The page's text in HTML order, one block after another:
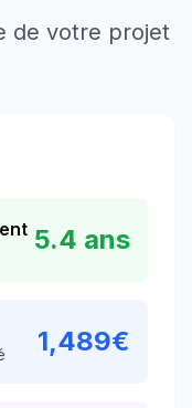
de votre projet
5.4 ans
1,489€